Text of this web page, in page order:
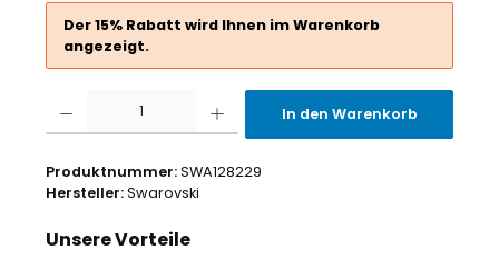
Der 15% Rabatt wird Ihnen im Warenkorb
angezeigt.
Produkt Anzahl: Gib den gewünschten Wert ein oder benutze die Schaltflächen
In den Warenkorb
Produktnummer:SWA128229
Hersteller:Swarovski
Unsere Vorteile